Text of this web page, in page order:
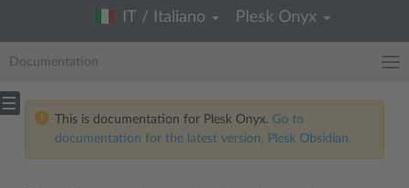
IT / Italiano Plesk Onyx
Documentation
This is documentation for Plesk Onyx. Go to
documentation for the latest version, Plesk Obsidian.